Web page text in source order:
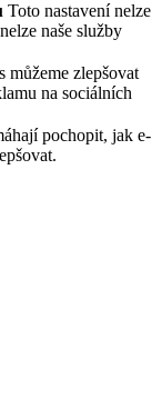
Toto nastavení nelze
naše služby
můžeme zlepšovat
na sociálních
pochopit, jak e-